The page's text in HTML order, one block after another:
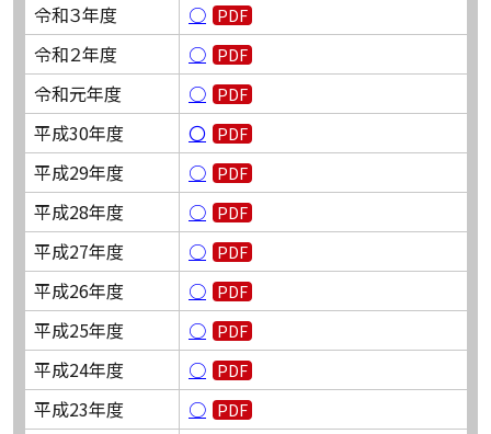
令和３年度
○
令和２年度
○
令和元年度
○
平成30年度
〇
平成29年度
○
平成28年度
○
平成27年度
○
平成26年度
○
平成25年度
○
平成24年度
○
平成23年度
○